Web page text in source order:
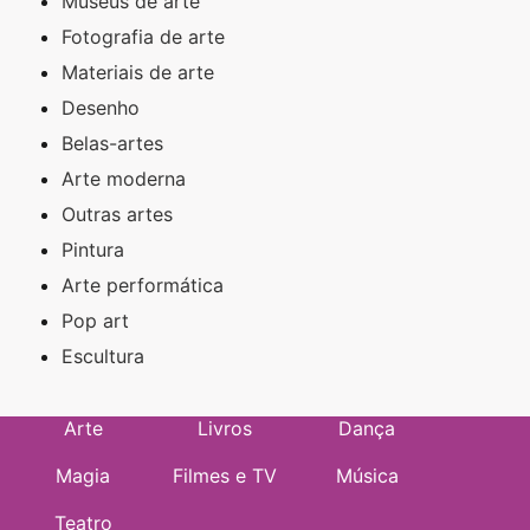
Fotografia de arte
Materiais de arte
Desenho
Belas-artes
Arte moderna
Outras artes
Pintura
Arte performática
Pop art
Escultura
Arte Livros
Dança
Magia
Filmes e TV
Música
Teatro